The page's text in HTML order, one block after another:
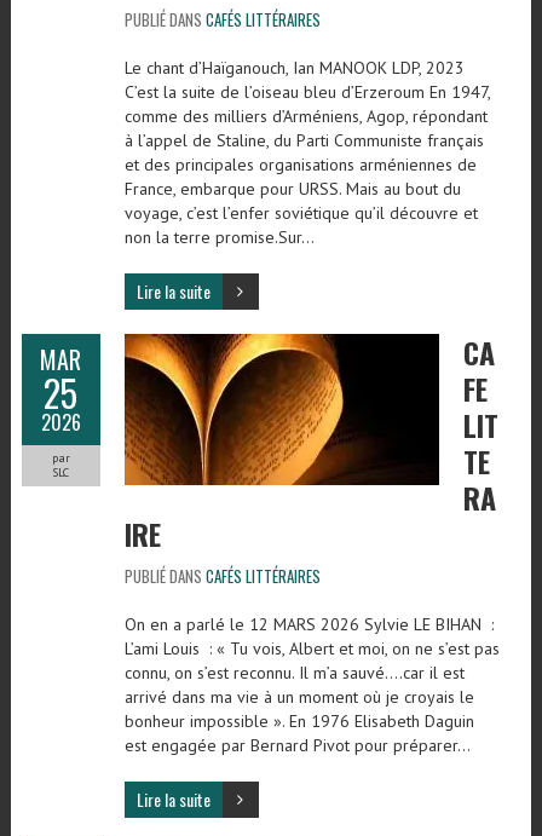
PUBLIÉ DANS CAFÉS LITTÉRAIRES
Le chant d’Haïganouch, Ian MANOOK LDP, 2023
C’est la suite de l’oiseau bleu d’Erzeroum En 1947,
comme des milliers d’Arméniens, Agop, répondant
à l’appel de Staline, du Parti Communiste français
et des principales organisations arméniennes de
France, embarque pour URSS. Mais au bout du
voyage, c’est l’enfer soviétique qu’il découvre et
non la terre promise.Sur…
Lire la suite
MAR
25
2026
par
SLC
CA
FE
LIT
TE
RA
IRE
PUBLIÉ DANS CAFÉS LITTÉRAIRES
On en a parlé le 12 MARS 2026 Sylvie LE BIHAN :
L’ami Louis : « Tu vois, Albert et moi, on ne s’est pas
connu, on s’est reconnu. Il m’a sauvé….car il est
arrivé dans ma vie à un moment où je croyais le
bonheur impossible ». En 1976 Elisabeth Daguin
est engagée par Bernard Pivot pour préparer…
Lire la suite